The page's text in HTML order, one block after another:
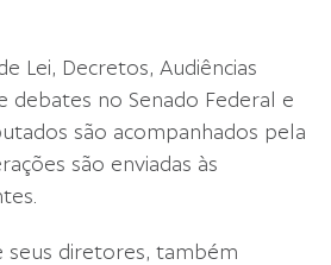
Lei, Decretos, Audiências
debates no Senado Federal e
são acompanhados pela
são enviadas às
seus diretores, também